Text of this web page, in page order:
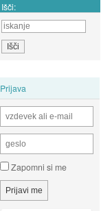
Išči:
Prijava
Zapomni si me